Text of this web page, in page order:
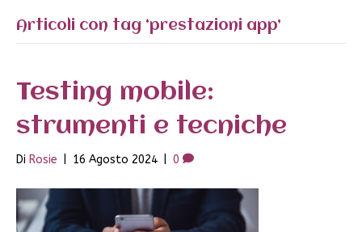
Articoli con tag ‘prestazioni app’
Testing mobile:
strumenti e tecniche
Di Rosie 16 Agosto 2024 0